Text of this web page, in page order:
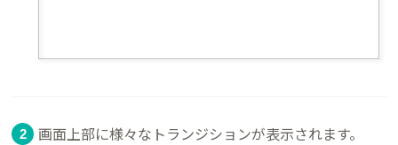
画面上部に様々なトランジションが表示されます。